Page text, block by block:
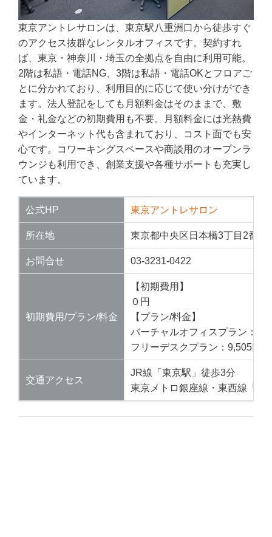
東京アントレサロンは、東京駅八重洲口から徒歩すぐ
のアクセス抜群なレンタルオフィスです。契約すれ
ば、東京・神奈川・埼玉の全拠点を自由に利用可能。
2階は私語・電話NG、3階は私語・電話OKとフロアご
とに分かれており、利用目的に応じて使い分けができ
ます。法人登記をしても月額料金はそのままで、敷
金・礼金などの初期費用も不要。月額料金には光熱費
やインターネット代も含まれており、コスト面でも安
心です。コワーキングスペースや商談用のオープンラ
ウンジも利用でき、創業支援や各種サポートも充実し
ています。
公式HP 東京アントレサロン
所在地 東京都中央区日本橋3丁目2番
お問合せ 03-3231-0422
初期費用/プラン/料金
【初期費用】
０円
【プラン/料金】
バーチャルオフィスプラン：
フリーデスクプラン：9,505円/
交通アクセス
JR線「東京駅」徒歩3分
東京メトロ銀座線・東西線「日